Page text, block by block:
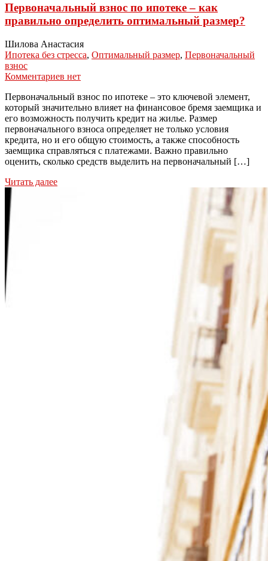
Первоначальный взнос по ипотеке – как
правильно определить оптимальный размер?
Шилова Анастасия
Ипотека без стресса, Оптимальный размер, Первоначальный
взнос
Комментариев нет
Первоначальный взнос по ипотеке – это ключевой элемент,
который значительно влияет на финансовое бремя заемщика и
его возможность получить кредит на жилье. Размер
первоначального взноса определяет не только условия
кредита, но и его общую стоимость, а также способность
заемщика справляться с платежами. Важно правильно
оценить, сколько средств выделить на первоначальный […]
Читать далее